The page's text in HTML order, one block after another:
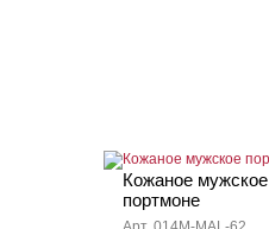
Кожаное мужское
портмоне